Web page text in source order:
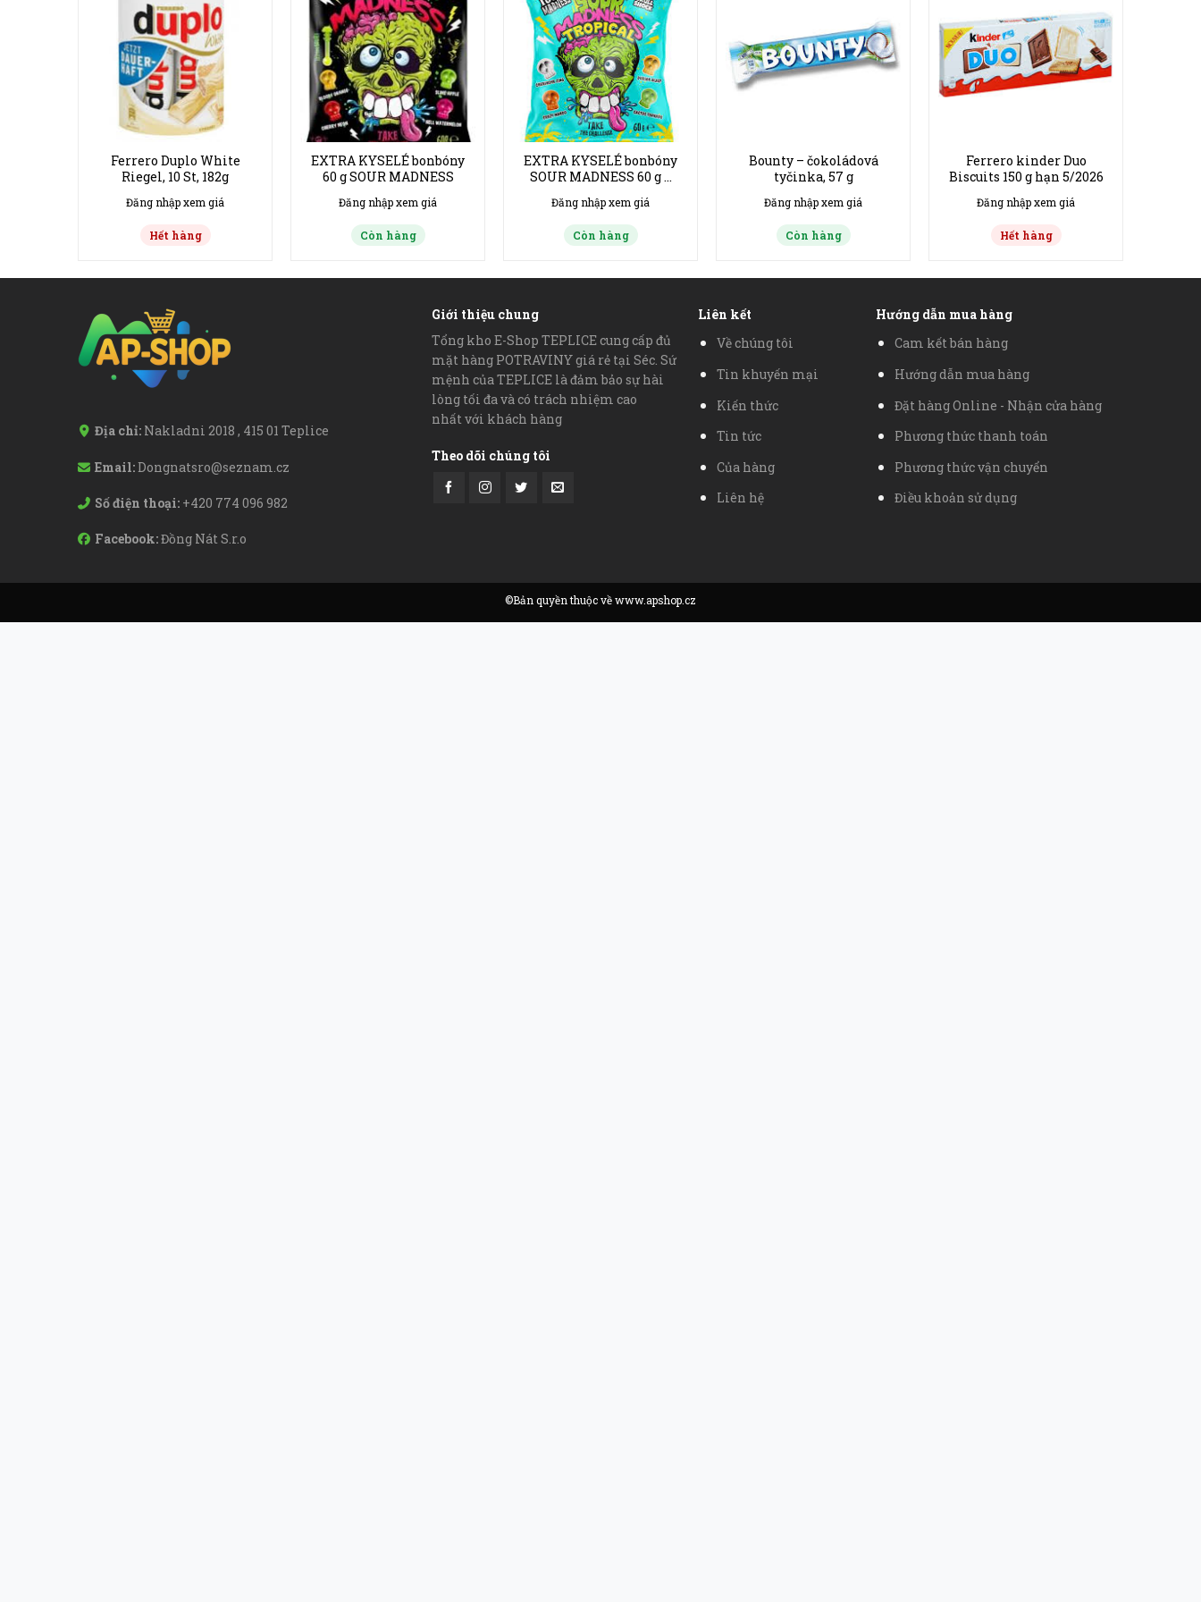
Ferrero Duplo White
Riegel, 10 St, 182g
Đăng nhập xem giá
Hết hàng
EXTRA KYSELÉ bonbóny
60 g SOUR MADNESS
Đăng nhập xem giá
Còn hàng
EXTRA KYSELÉ bonbóny
SOUR MADNESS 60 g –
Đăng nhập xem giá
Còn hàng
Bounty – čokoládová
tyčinka, 57 g
Đăng nhập xem giá
Còn hàng
Ferrero kinder Duo
Biscuits 150 g hạn 5/2026
Đăng nhập xem giá
Hết hàng
Địa chỉ: Nakladni 2018 , 415 01 Teplice
Email:Dongnatsro@seznam.cz
Số điện thoại: +420 774 096 982
Facebook:Đồng Nát S.r.o
Giới thiệu chung
Tổng kho E-Shop TEPLICE cung cấp đủ
mặt hàng POTRAVINY giá rẻ tại Séc. Sứ
mệnh của TEPLICE là đảm bảo sự hài
lòng tối đa và có trách nhiệm cao
nhất với khách hàng
Theo dõi chúng tôi
Liên kết
Về chúng tôi
Tin khuyến mại
Kiến thức
Tin tức
Của hàng
Liên hệ
Hướng dẫn mua hàng
Cam kết bán hàng
Hướng dẫn mua hàng
Đặt hàng Online - Nhận cửa hàng
Phương thức thanh toán
Phương thức vận chuyển
Điều khoản sử dụng
©Bản quyền thuộc về www.apshop.cz